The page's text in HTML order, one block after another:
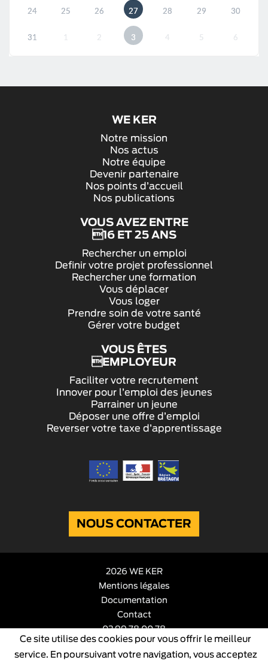
24 25 26 27 28 29 30
31 1 2 3 4 5 6
WE KER
Notre mission
Nos actus
Notre équipe
Devenir partenaire
Nos points d’accueil
Nos publications
VOUS AVEZ ENTRE
16 ET 25 ANS
Rechercher un emploi
Definir votre projet professionnel
Rechercher une formation
Vous déplacer
Vous loger
Prendre soin de votre santé
Gérer votre budget
VOUS ÊTES
EMPLOYEUR
Faciliter votre recrutement
Innover pour l’emploi des jeunes
Parrainer un jeune
Déposer une offre d’emploi
Reverser votre taxe d’apprentissage
NOUS CONTACTER
2026 WE KER
Mentions légales
Documentation
Contact
02 99 78 00 78
Ce site utilise des cookies pour vous offrir le meilleur
service. En poursuivant votre navigation, vous acceptez